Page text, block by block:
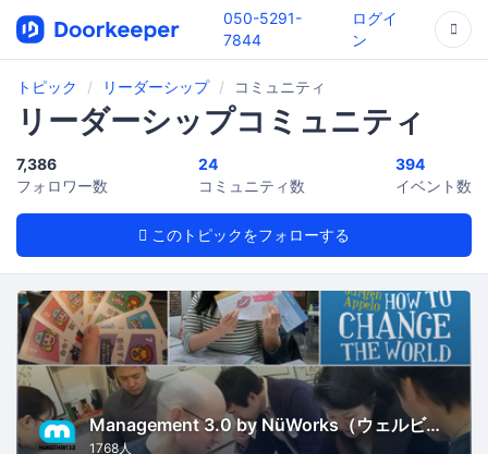
050-5291-
7844
ログイ
ン
トピック リーダーシップ コミュニティ
リーダーシップコミュニティ
このトピックをフォローする
7,386
フォロワー数
24
コミュニティ数
394
イベント数
Management 3.0 by NüWorks（ウェルビーイング・リーダーシップ）
1768人